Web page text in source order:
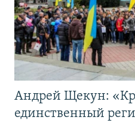
Андрей Щекун:
единственный